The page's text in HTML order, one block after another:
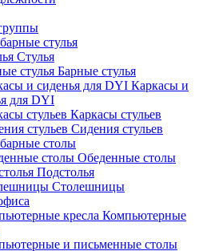
стулья
Стулья
Барные стулья
Каркасы и
для DYI
Каркасы стульев
Сидения стульев
столы
Обеденные столы
Подстолья
Столешницы
Компьютерные